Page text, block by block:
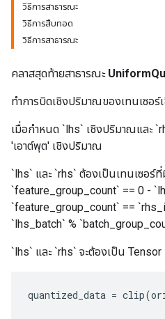
วิธีการสาธารณะ
วิธีการสืบทอด
วิธีการสาธารณะ
คลาสสุดท้ายสาธารณะ
ทำการบิดเชิงปริมาณของเทนเซอ
เมื่อกำหนด `lhs` เชิงปริมาณและ
'เอาต์พุต' เชิงปริมาณ
`lhs` และ `rhs` ต้องเป็นเทนเซอร์
`feature_group_count` == 0 -
`feature_group_count` ==
`lhs_batch` %
`lhs` และ `rhs` จะต้องเป็น
quantized_data = clip(